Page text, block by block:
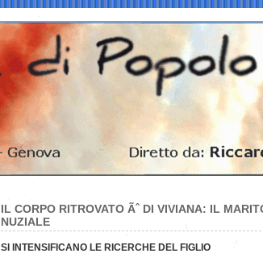
IL CORPO RITROVATO Ãˆ DI VIVIANA: IL
NUZIALE
SI INTENSIFICANO LE RICERCHE DEL FIGLIO